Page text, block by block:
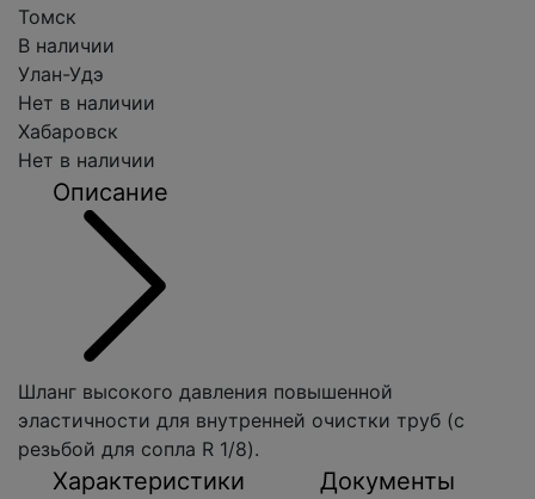
Томск
В наличии
Улан-Удэ
Нет в наличии
Хабаровск
Нет в наличии
Описание
Шланг высокого давления повышенной
эластичности для внутренней очистки труб (с
резьбой для сопла R 1/8).
Характеристики Документы